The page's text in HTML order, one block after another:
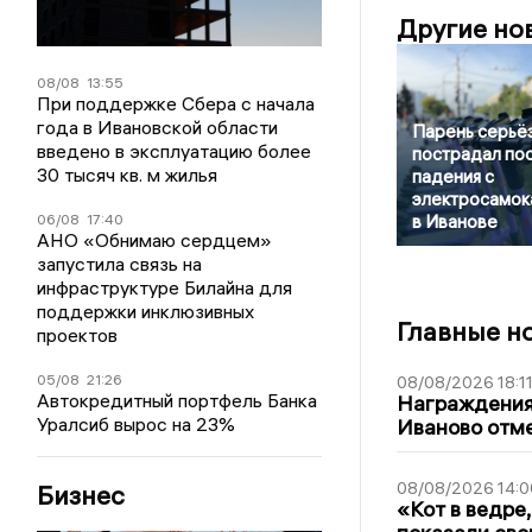
08/08 13:55
При поддержке Сбера с начала
года в Ивановской области
введено в эксплуатацию более
30 тысяч кв. м жилья
06/08 17:40
АНО «Обнимаю сердцем»
запустила связь на
инфраструктуре Билайна для
поддержки инклюзивных
проектов
05/08 21:26
Автокредитный портфель Банка
Уралсиб вырос на 23%
Бизнес
Другие
Парень
пострадал
падения с
в Иванове
Главные
08/08/2026 18:11
Иваново
08/08/2026
«Кот в